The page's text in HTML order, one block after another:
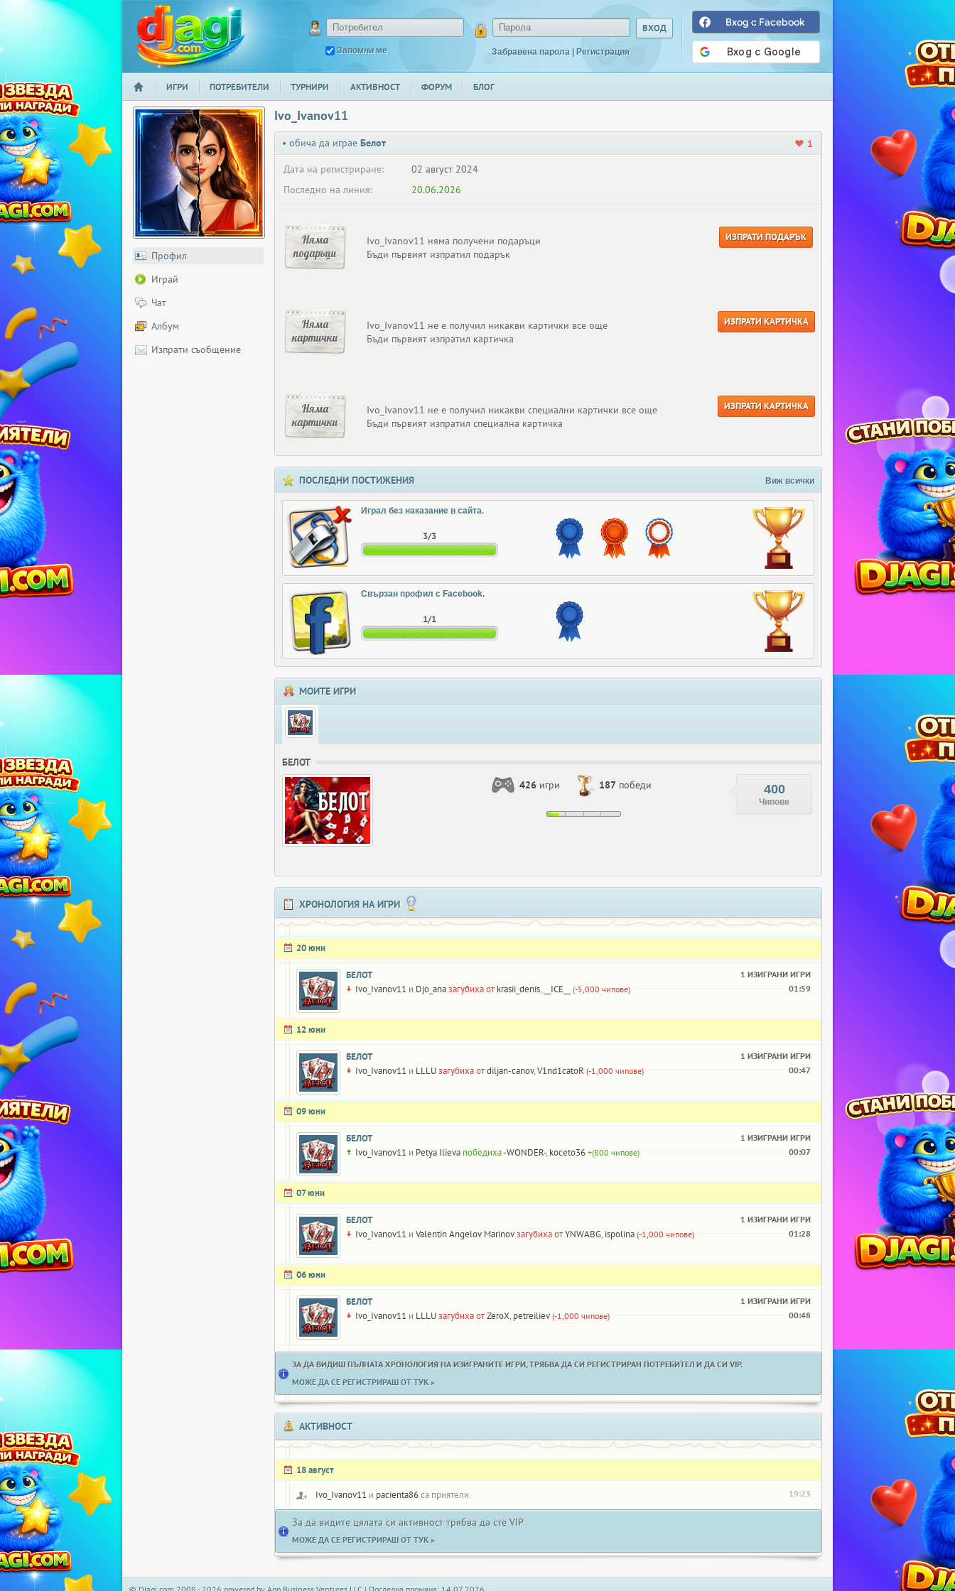
djagi.com
Запомни ме Забравена парола | Регистрация
Вход с Facebook
НАЧАЛО
ИГРИ ПОТРЕБИТЕЛИ ТУРНИРИ АКТИВНОСТ ФОРУМ БЛОГ
Профил
Играй
Чат
Албум
Изпрати съобщение
Ivo_Ivanov11
• обича да играе Белот
1
Дата на регистриране:
02 август 2024
Последно на линия:
20.06.2026
Няма
подаръци
Ivo_Ivanov11 няма получени подаръци
Бъди първият изпратил подарък
ИЗПРАТИ ПОДАРЪК
Няма
картички
Ivo_Ivanov11 не е получил никакви картички все още
Бъди първият изпратил картичка
ИЗПРАТИ КАРТИЧКА
Няма
картички
Ivo_Ivanov11 не е получил никакви специални картички все още
Бъди първият изпратил специална картичка
ИЗПРАТИ КАРТИЧКА
ПОСЛЕДНИ ПОСТИЖЕНИЯ Виж всички
Играл без наказание в сайта.
3/3
Свързан профил с Facebook.
1/1
МОИТЕ ИГРИ
БЕЛОТ
426 игри 187 победи 400
Чипове
ХРОНОЛОГИЯ НА ИГРИ
20 юни
БЕЛОТ 1 ИЗИГРАНИ ИГРИ
Ivo_Ivanov11 и Djo_anaзагубиха от krasii_denis, __ICE__ (-5,000 чипове) 01:59
12 юни
БЕЛОТ 1 ИЗИГРАНИ ИГРИ
Ivo_Ivanov11 и LLLUзагубиха отdiljan-canov,V1nd1catoR (-1,000 чипове) 00:47
09 юни
БЕЛОТ 1 ИЗИГРАНИ ИГРИ
Ivo_Ivanov11 и Petya Ilieva победиха-WONDER-, koceto36 +(800 чипове) 00:07
07 юни
БЕЛОТ 1 ИЗИГРАНИ ИГРИ
Ivo_Ivanov11 и Valentin Angelov Marinovзагубиха отYNWABG, ispolina (-1,000 чипове) 01:28
06 юни
БЕЛОТ 1 ИЗИГРАНИ ИГРИ
Ivo_Ivanov11 и LLLUзагубиха отZeroX, petreiliev (-1,000 чипове) 00:48
ЗА ДА ВИДИШ ПЪЛНАТА ХРОНОЛОГИЯ НА ИЗИГРАНИТЕ ИГРИ, ТРЯБВА ДА СИ РЕГИСТРИРАН ПОТРЕБИТЕЛ И ДА СИ VIP.
МОЖЕ ДА СЕ РЕГИСТРИРАШ ОТ ТУК »
АКТИВНОСТ
18 август
Ivo_Ivanov11 и pacienta86са приятели. 19:23
За да видите цялата си активност трябва да сте VIP
МОЖЕ ДА СЕ РЕГИСТРИРАШ ОТ ТУК »